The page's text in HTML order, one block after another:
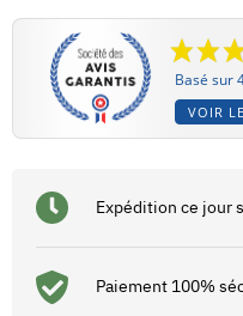
Basé sur
VOIR
Expédition ce jour
Paiement 100%